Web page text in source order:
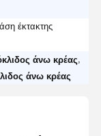
έκτακτης
άνω κρέας
άνω κρέας